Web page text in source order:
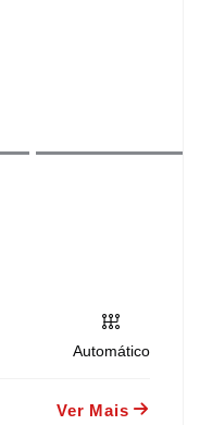
Automático
Ver Mais